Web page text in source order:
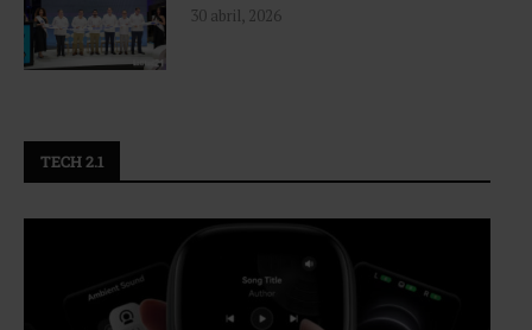
30 abril, 2026
TECH 2.1